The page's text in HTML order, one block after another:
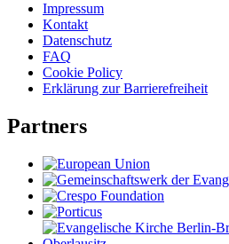
Impressum
Kontakt
Datenschutz
FAQ
Cookie Policy
Erklärung zur Barrierefreiheit
Partners